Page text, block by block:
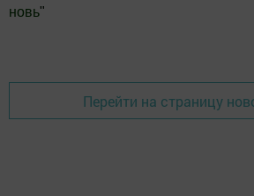
новь"
Перейти на страницу